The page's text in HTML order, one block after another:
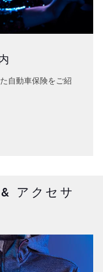
自動車保険をご紹
アクセサ